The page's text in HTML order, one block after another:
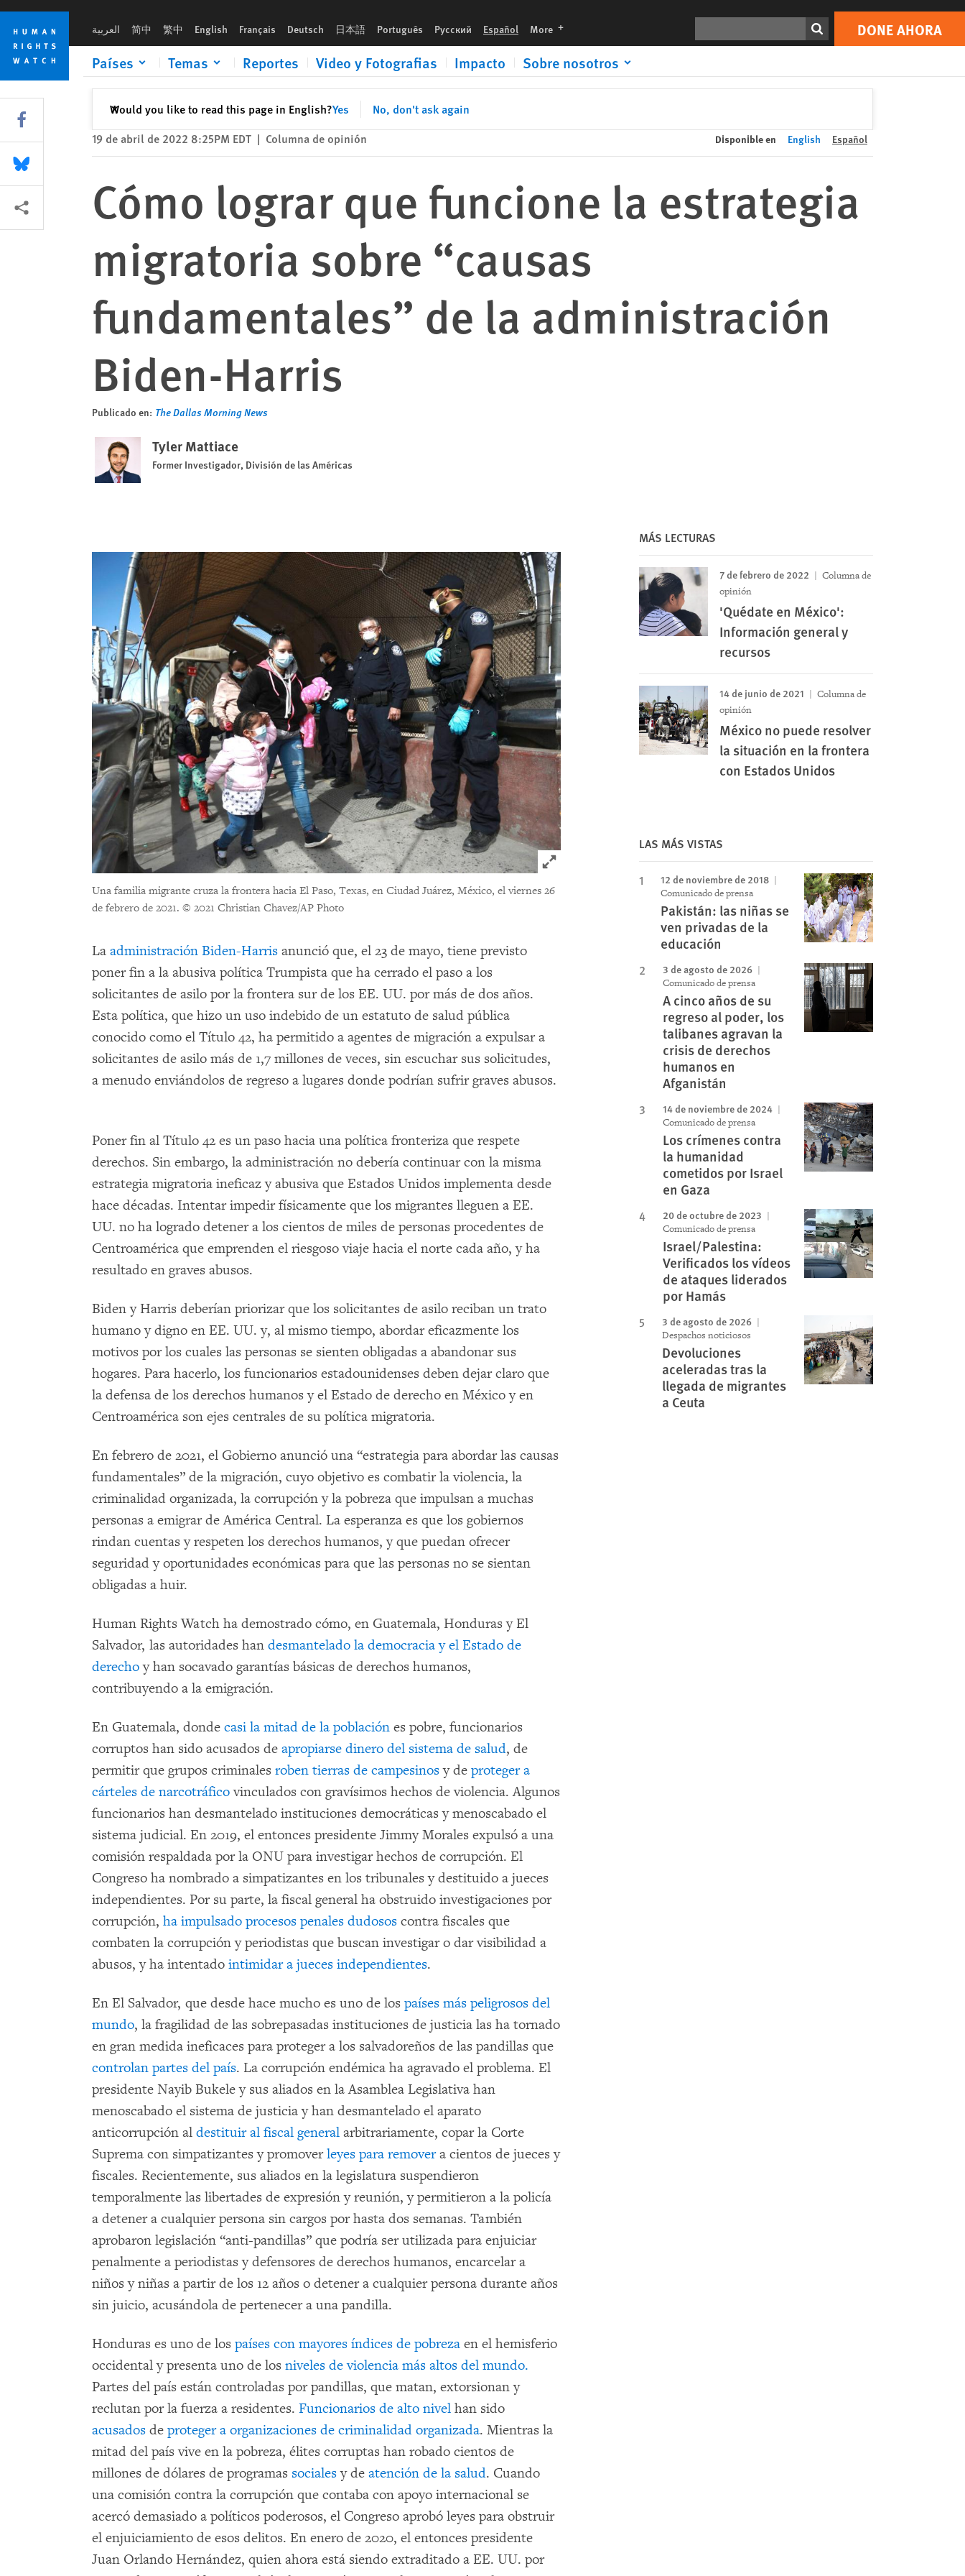
Skip
cookie
privacy
notice
Skip
main
content
العربية 简中 繁中 English Français Deutsch 日本語 Português Русский Español More languages DONE AHORA
Países Temas Reportes Video y Fotografias Impacto Sobre nosotros
Would you like to read this page in English?Yes No, don't ask again
✕Cerrar
Print DONE AHORA
19 de abril de 2022 8:25PM EDT | Columna de opinión Disponible en English Español
Cómo lograr que funcione la estrategia
migratoria sobre “causas
fundamentales” de la administración
Biden-Harris
Publicado en: The Dallas Morning News
Tyler Mattiace
Former Investigador, División de las Américas
Click to expand Image
Una familia migrante cruza la frontera hacia El Paso, Texas, en Ciudad Juárez, México, el viernes 26
de febrero de 2021. © 2021 Christian Chavez/AP Photo
La administración Biden-Harris anunció que, el 23 de mayo, tiene previsto
poner fin a la abusiva política Trumpista que ha cerrado el paso a los
solicitantes de asilo por la frontera sur de los EE. UU. por más de dos años.
Esta política, que hizo un uso indebido de un estatuto de salud pública
conocido como el Título 42, ha permitido a agentes de migración a expulsar a
solicitantes de asilo más de 1,7 millones de veces, sin escuchar sus solicitudes,
a menudo enviándolos de regreso a lugares donde podrían sufrir graves abusos.
Poner fin al Título 42 es un paso hacia una política fronteriza que respete
derechos. Sin embargo, la administración no debería continuar con la misma
estrategia migratoria ineficaz y abusiva que Estados Unidos implementa desde
hace décadas. Intentar impedir físicamente que los migrantes lleguen a EE.
UU. no ha logrado detener a los cientos de miles de personas procedentes de
Centroamérica que emprenden el riesgoso viaje hacia el norte cada año, y ha
resultado en graves abusos.
Biden y Harris deberían priorizar que los solicitantes de asilo reciban un trato
humano y digno en EE. UU. y, al mismo tiempo, abordar eficazmente los
motivos por los cuales las personas se sienten obligadas a abandonar sus
hogares. Para hacerlo, los funcionarios estadounidenses deben dejar claro que
la defensa de los derechos humanos y el Estado de derecho en México y en
Centroamérica son ejes centrales de su política migratoria.
En febrero de 2021, el Gobierno anunció una “estrategia para abordar las causas
fundamentales” de la migración, cuyo objetivo es combatir la violencia, la
criminalidad organizada, la corrupción y la pobreza que impulsan a muchas
personas a emigrar de América Central. La esperanza es que los gobiernos
rindan cuentas y respeten los derechos humanos, y que puedan ofrecer
seguridad y oportunidades económicas para que las personas no se sientan
obligadas a huir.
Human Rights Watch ha demostrado cómo, en Guatemala, Honduras y El
Salvador, las autoridades han desmantelado la democracia y el Estado de
derechoy han socavado garantías básicas de derechos humanos,
contribuyendo a la emigración.
En Guatemala, donde casi la mitad de la población es pobre, funcionarios
corruptos han sido acusados de apropiarse dinero del sistema de salud, de
permitir que grupos criminales roben tierras de campesinosy de proteger a
cárteles de narcotráficovinculados con gravísimos hechos de violencia. Algunos
funcionarios han desmantelado instituciones democráticas y menoscabado el
sistema judicial. En 2019, el entonces presidente Jimmy Morales expulsó a una
comisión respaldada por la ONU para investigar hechos de corrupción. El
Congreso ha nombrado a simpatizantes en los tribunales y destituido a jueces
independientes. Por su parte, la fiscal general ha obstruido investigaciones por
corrupción, ha impulsado procesos penales dudosos contra fiscales que
combaten la corrupción y periodistas que buscan investigar o dar visibilidad a
abusos, y ha intentado intimidar a jueces independientes.
En El Salvador, que desde hace mucho es uno de los países más peligrosos del
mundo, la fragilidad de las sobrepasadas instituciones de justicia las ha tornado
en gran medida ineficaces para proteger a los salvadoreños de las pandillas que
controlan partes del país. La corrupción endémica ha agravado el problema. El
presidente Nayib Bukele y sus aliados en la Asamblea Legislativa han
menoscabado el sistema de justicia y han desmantelado el aparato
anticorrupción al destituir al fiscal general arbitrariamente, copar la Corte
Suprema con simpatizantes y promoverleyes para removera cientos de jueces y
fiscales. Recientemente, sus aliados en la legislatura suspendieron
temporalmente las libertades de expresión y reunión, y permitieron a la policía
a detener a cualquier persona sin cargos por hasta dos semanas. También
aprobaron legislación “anti-pandillas” que podría ser utilizada para enjuiciar
penalmente a periodistas y defensores de derechos humanos, encarcelar a
niños y niñas a partir de los 12 años o detener a cualquier persona durante años
sin juicio, acusándola de pertenecer a una pandilla.
Honduras es uno de los países con mayores índices de pobreza en el hemisferio
occidental y presenta uno de los niveles de violencia más altos del mundo.
Partes del país están controladas por pandillas, que matan, extorsionan y
reclutan por la fuerza a residentes. Funcionarios de alto nivel han sido
acusados de proteger a organizaciones de criminalidad organizada. Mientras la
mitad del país vive en la pobreza, élites corruptas han robado cientos de
millones de dólares de programas socialesy de atención de la salud. Cuando
una comisión contra la corrupción que contaba con apoyo internacional se
acercó demasiado a políticos poderosos, el Congreso aprobó leyes para obstruir
el enjuiciamiento de esos delitos. En enero de 2020, el entonces presidente
Juan Orlando Hernández, quien ahora está siendo extraditado a EE. UU. por
MÁS LECTURAS
7 de febrero de 2022
Columna de
opinión
'Quédate en México':
Información general y
recursos
14 de junio de 2021
Columna de
opinión
México no puede resolver
la situación en la frontera
con Estados Unidos
LAS MÁS VISTAS
12 de noviembre de 2018
Comunicado de prensa
Pakistán: las niñas se
ven privadas de la
educación
3 de agosto de 2026
Comunicado de prensa
A cinco años de su
regreso al poder, los
talibanes agravan la
crisis de derechos
humanos en
Afganistán
14 de noviembre de 2024
Comunicado de prensa
Los crímenes contra
la humanidad
cometidos por Israel
en Gaza
20 de octubre de 2023
Comunicado de prensa
Israel/Palestina:
Verificados los vídeos
de ataques liderados
por Hamás
3 de agosto de 2026
Despachos noticiosos
Devoluciones
aceleradas tras la
llegada de migrantes
a Ceuta
Share this via Facebook
Share this via Bluesky
Share this via Compartir